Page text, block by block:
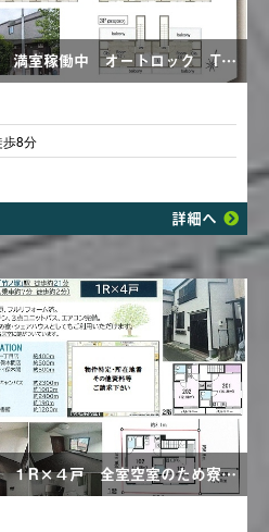
渋谷区の一棟売りアパート 満室稼働中 オートロック TVモニター付きインターホン IHクッキングヒーター 都市ガス 価格変更あり23,000万円→21,700万円
歩8分
詳細へ
足立区の一棟売りアパート １R×４戸 全室空室のため寮・シェアハウスとしても可 エアコン